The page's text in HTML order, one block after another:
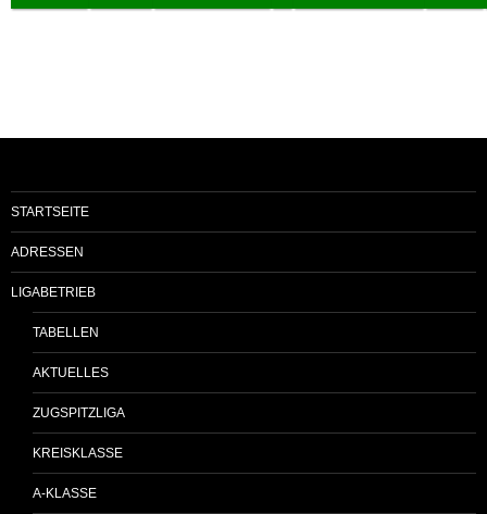
STARTSEITE
ADRESSEN
LIGABETRIEB
TABELLEN
AKTUELLES
ZUGSPITZLIGA
KREISKLASSE
A-KLASSE